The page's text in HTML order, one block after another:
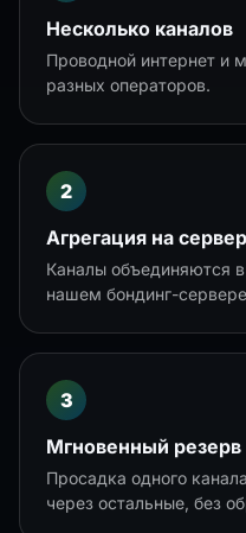
Несколько каналов
Проводной интернет и
разных операторов.
Агрегация на
Каналы объединяются
нашем бондинг-
Мгновенный резерв
Просадка одного
через остальные, без